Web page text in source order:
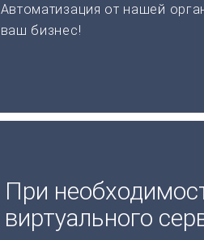
Автоматизация от нашей
ваш бизнес!
При
виртуального